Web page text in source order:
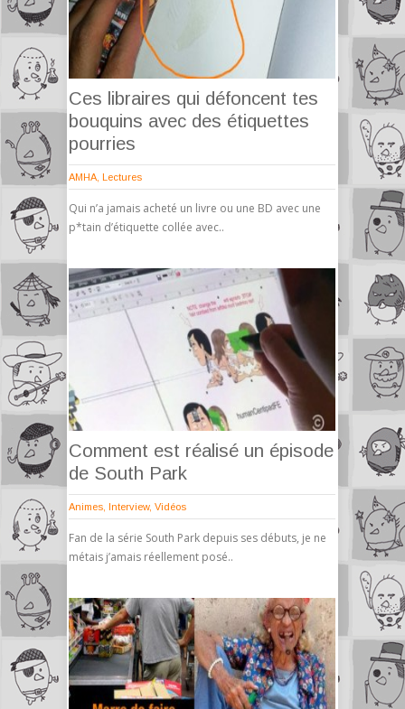
Ces libraires qui défoncent tes
bouquins avec des étiquettes
pourries
AMHA Lectures
Qui n’a jamais acheté un livre ou une BD avec une
p*tain d’étiquette collée avec..
Comment est réalisé un épisode
de South Park
Animes Interview, Vidéos
Fan de la série South Park depuis ses débuts, je ne
métais j’amais réellement posé..